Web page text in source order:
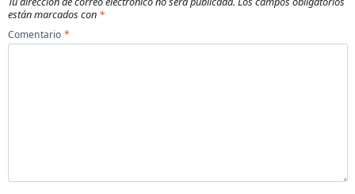
están marcados con *
Comentario *